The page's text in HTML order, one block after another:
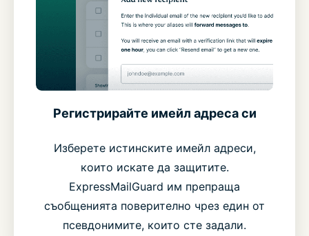
Регистрирайте имейл адреса си
Изберете истинските имейл адреси,
които искате да защитите.
ExpressMailGuard им препраща
съобщенията поверително чрез един от
псевдонимите, които сте задали.